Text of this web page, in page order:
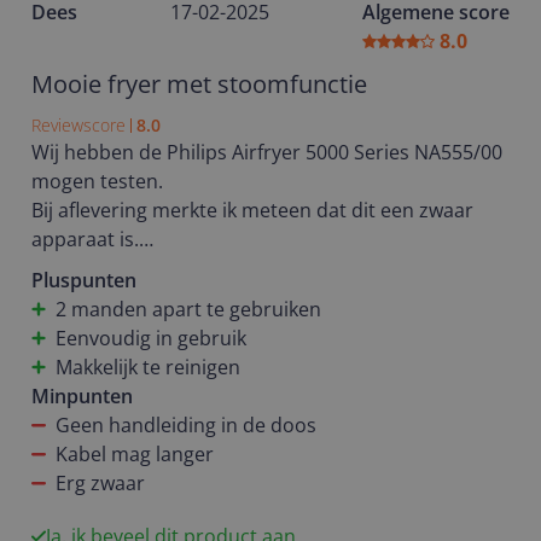
Dees 17-02-2025
Algemene score
8.0
Mooie fryer met stoomfunctie
Reviewscore 8.0
Wij hebben de Philips Airfryer 5000 Series NA555/00
mogen testen.
Bij aflevering merkte ik meteen dat dit een zwaar
apparaat is.
Op het aanrecht ziet hij er mooi uit, maar is wel
aanwezig.
De kabel had iets langer gemogen maar je kan wel
het beste altijd met een verlengkabel werken of
dicht bij een stopcontact zetten.
Wat dan wel weer handig is, is dat er een
mogelijkheid is om de kabel netjes op te rollen als je
de airfryer doet opbergen.
De bediening is makkelijk en snel je hoeft niet elke
Pluspunten
2 manden apart te gebruiken
Eenvoudig in gebruik
Makkelijk te reinigen
Minpunten
Geen handleiding in de doos
Kabel mag langer
Erg zwaar